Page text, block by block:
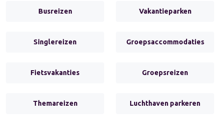
Busreizen Vakantieparken
Singlereizen Groepsaccommodaties
Fietsvakanties Groepsreizen
Themareizen Luchthaven parkeren